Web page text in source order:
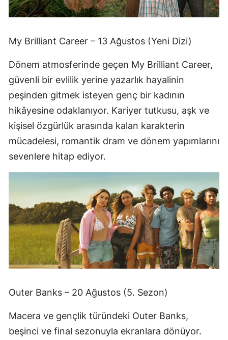
My Brilliant Career – 13 Ağustos (Yeni Dizi)
Dönem atmosferinde geçen My Brilliant Career,
güvenli bir evlilik yerine yazarlık hayalinin
peşinden gitmek isteyen genç bir kadının
hikâyesine odaklanıyor. Kariyer tutkusu, aşk ve
kişisel özgürlük arasında kalan karakterin
mücadelesi, romantik dram ve dönem yapımlarını
sevenlere hitap ediyor.
Outer Banks – 20 Ağustos (5. Sezon)
Macera ve gençlik türündeki Outer Banks,
beşinci ve final sezonuyla ekranlara dönüyor.